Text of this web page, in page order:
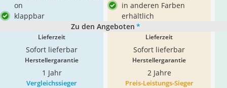
on
klappbar
in anderen Farben
erhältlich
Zu den Angeboten *
Lieferzeit
Sofort lieferbar
Lieferzeit
Sofort lieferbar
Herstellergarantie
1 Jahr
Herstellergarantie
2 Jahre
Vergleichssieger Preis-Leistungs-Sieger